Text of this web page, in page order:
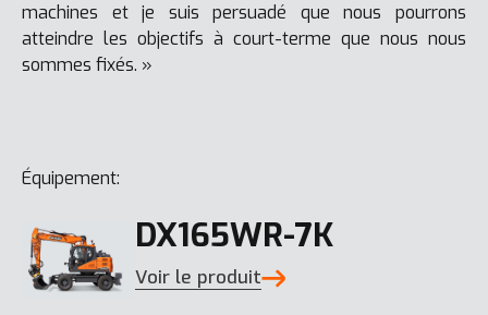
machines et je suis persuadé que nous pourrons
atteindre les objectifs à court-terme que nous nous
sommes fixés. »
Équipement:
DX165WR-7K
Voir le produit